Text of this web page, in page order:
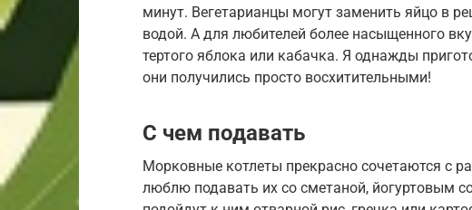
минут. Вегетарианцы могут заменить яйцо в
водой. А для любителей более насыщенного
тертого яблока или кабачка. Я однажды
они получились просто восхитительными!
С чем подавать
Морковные котлеты прекрасно сочетаются с
люблю подавать их со сметаной, йогуртовым